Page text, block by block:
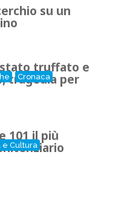
su un
Cronaca
stato truffato e
tragedia per
e Cultura
101 il più